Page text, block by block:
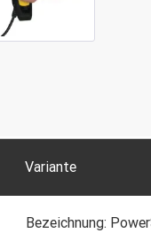
Variante
Bezeichnung: